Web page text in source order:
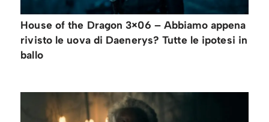
House of the Dragon 3×06 – Abbiamo appena
rivisto le uova di Daenerys? Tutte le ipotesi in
ballo